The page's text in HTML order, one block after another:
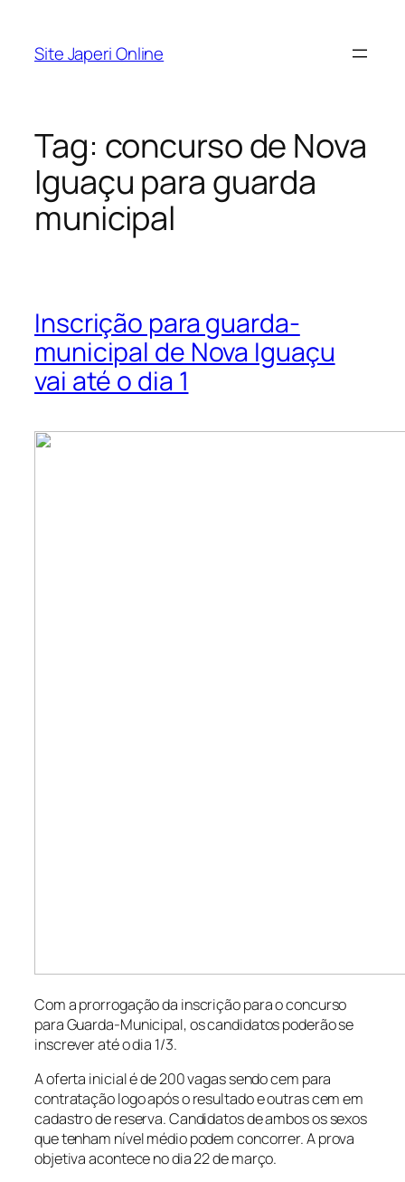
Site Japeri Online
Tag: concurso de Nova
Iguaçu para guarda
municipal
Inscrição para guarda-
municipal de Nova Iguaçu
vai até o dia 1
Com a prorrogação da inscrição para o concurso
para Guarda-Municipal, os candidatos poderão se
inscrever até o dia 1/3.
A oferta inicial é de 200 vagas sendo cem para
contratação logo após o resultado e outras cem em
cadastro de reserva. Candidatos de ambos os sexos
que tenham nível médio podem concorrer. A prova
objetiva acontece no dia 22 de março.